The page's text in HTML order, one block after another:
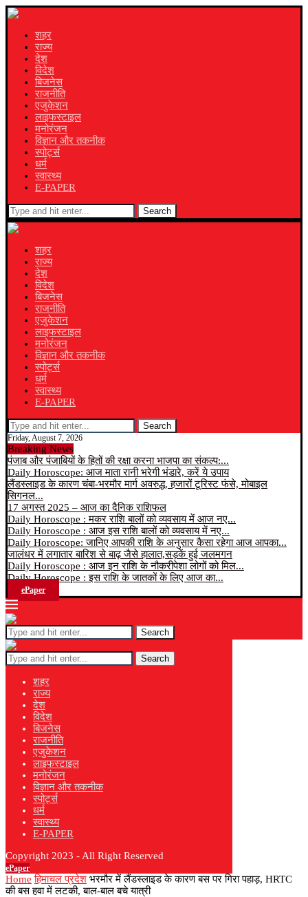
शहर
राज्य
देश
विदेश
बिजनेस
राजनीति
एजुकेशन
लाइफस्टाइल
मनोरंजन
विज्ञान और तकनीक
स्पोर्ट्स
धर्म
स्वास्थ्य
E-PAPER
Search
शहर
राज्य
देश
विदेश
बिजनेस
राजनीति
एजुकेशन
लाइफस्टाइल
मनोरंजन
विज्ञान और तकनीक
स्पोर्ट्स
धर्म
स्वास्थ्य
E-PAPER
Search
Friday, August 7, 2026
Breaking News
पंजाब और पंजाबियों के हितों की रक्षा करना भाजपा का संकल्प:...
Daily Horoscope: आज माता रानी भरेगी भंडारे, करें ये उपाय
लैंडस्लाइड के कारण चंबा-भरमौर मार्ग अवरुद्ध, हजारों टूरिस्ट फंसे, मोबाइल
सिगनल...
17 अगस्त 2025 – आज का दैनिक राशिफल
Daily Horoscope : मकर राशि बालों को व्यवसाय में आज नए...
Daily Horoscope : आज इस राशि बालों को व्यवसाय में नए...
Daily Horoscope: जानिए आपकी राशि के अनुसार कैसा रहेगा आज आपका...
जालंधर में लगातार बारिश से बाढ़ जैसे हालात,सड़कें हुई जलमगन
Daily Horoscope : आज इन राशि के नौकरीपेशा लोगों को मिल...
Daily Horoscope : इस राशि के जातकों के लिए आज का...
ePaper
Search
Search
शहर
राज्य
देश
विदेश
बिजनेस
राजनीति
एजुकेशन
लाइफस्टाइल
मनोरंजन
विज्ञान और तकनीक
स्पोर्ट्स
धर्म
स्वास्थ्य
E-PAPER
Copyright 2023 - All Right Reserved
ePaper
Home हिमाचल प्रदेश भरमौर में लैंडस्लाइड के कारण बस पर गिरा पहाड़, HRTC
की बस हवा में लटकी, बाल-बाल बचे यात्री